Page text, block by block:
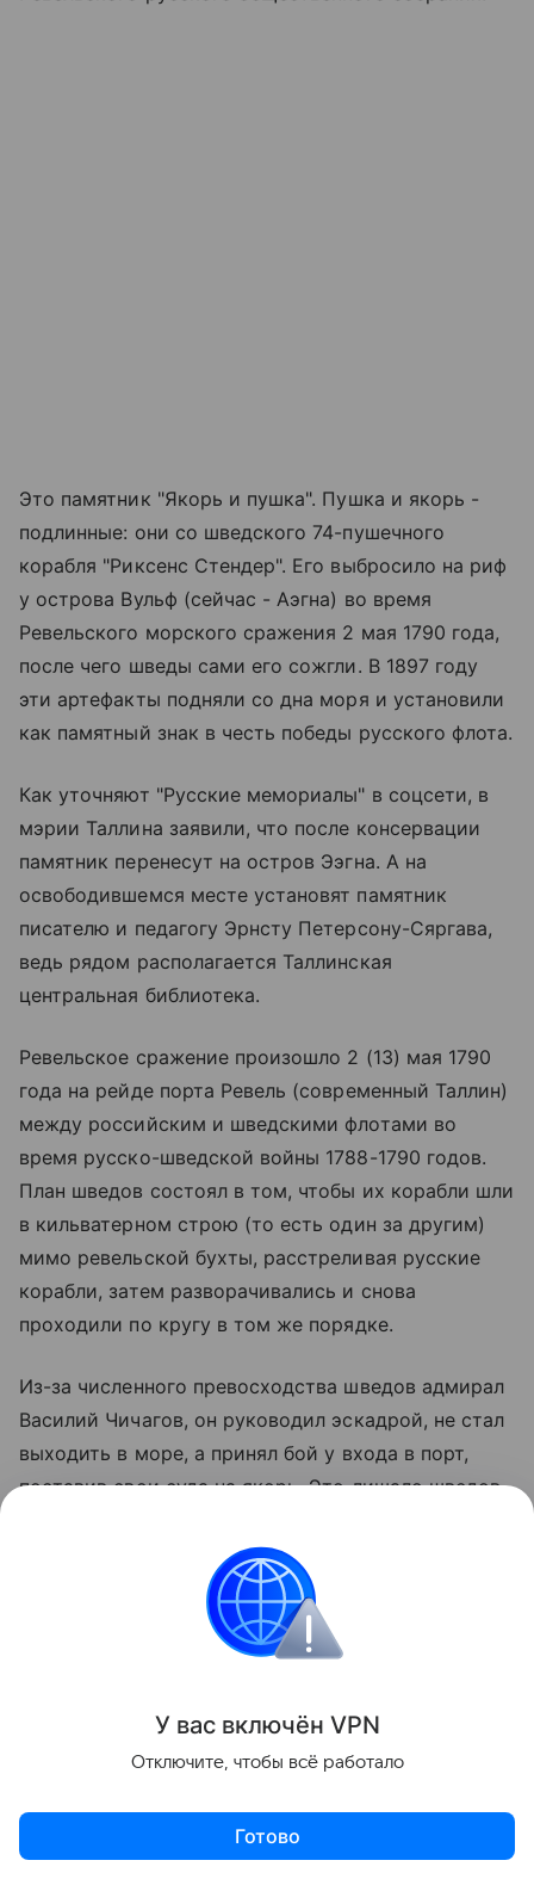
Это памятник "Якорь и пушка". Пушка и якорь -
подлинные: они со шведского 74-пушечного
корабля "Риксенс Стендер". Его выбросило на риф
у острова Вульф (сейчас - Аэгна) во время
Ревельского морского сражения 2 мая 1790 года,
после чего шведы сами его сожгли. В 1897 году
эти артефакты подняли со дна моря и установили
как памятный знак в честь победы русского флота.
Как уточняют "Русские мемориалы" в соцсети, в
мэрии Таллина заявили, что после консервации
памятник перенесут на остров Ээгна. А на
освободившемся месте установят памятник
писателю и педагогу Эрнсту Петерсону-Сяргава,
ведь рядом располагается Таллинская
центральная библиотека.
Ревельское сражение произошло 2 (13) мая 1790
года на рейде порта Ревель (современный Таллин)
между российским и шведскими флотами во
время русско-шведской войны 1788-1790 годов.
План шведов состоял в том, чтобы их корабли шли
в кильватерном строю (то есть один за другим)
мимо ревельской бухты, расстреливая русские
корабли, затем разворачивались и снова
проходили по кругу в том же порядке.
Из-за численного превосходства шведов адмирал
Василий Чичагов, он руководил эскадрой, не стал
выходить в море, а принял бой у входа в порт,
поставив свои суда на якорь. Это лишало шведов
вести фронтальную атаку. Из-за сильной качки
огонь шведской артиллерии не причинил
большого урона русским кораблям. Те же, стоя на
якоре, могли вести прицельный огонь.
У вас включён VPN
Отключите, чтобы всё работало
Готово